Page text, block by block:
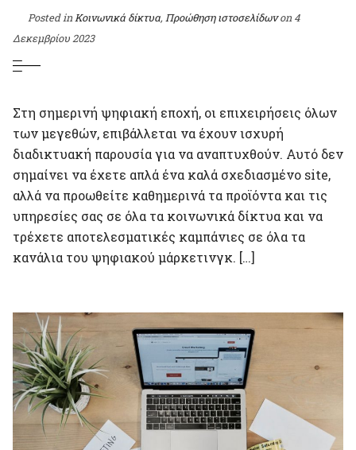
Posted in Κοινωνικά δίκτυα, Προώθηση ιστοσελίδωνon 4
Δεκεμβρίου 2023
Στη σημερινή ψηφιακή εποχή, οι επιχειρήσεις όλων
των μεγεθών, επιβάλλεται να έχουν ισχυρή
διαδικτυακή παρουσία για να αναπτυχθούν. Αυτό δεν
σημαίνει να έχετε απλά ένα καλά σχεδιασμένο site,
αλλά να προωθείτε καθημερινά τα προϊόντα και τις
υπηρεσίες σας σε όλα τα κοινωνικά δίκτυα και να
τρέχετε αποτελεσματικές καμπάνιες σε όλα τα
κανάλια του ψηφιακού μάρκετινγκ. […]